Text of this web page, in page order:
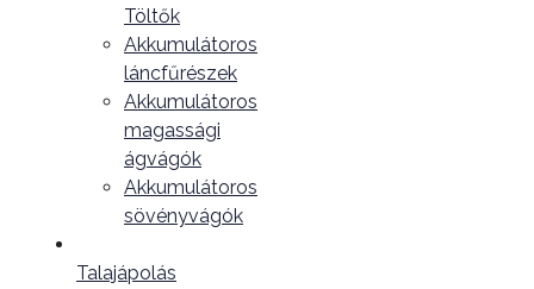
Töltők
Akkumulátoros
láncfűrészek
Akkumulátoros
magassági
ágvágók
Akkumulátoros
sövényvágók
Talajápolás